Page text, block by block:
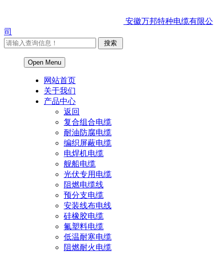
安徽万邦特种电缆有限公
司
Open Menu
网站首页
关于我们
产品中心
返回
复合组合电缆
耐油防腐电缆
编织屏蔽电缆
电焊机电缆
舰船电缆
光伏专用电缆
阻燃电缆线
预分支电缆
安装线布电线
硅橡胶电缆
氟塑料电缆
低温耐寒电缆
阻燃耐火电缆